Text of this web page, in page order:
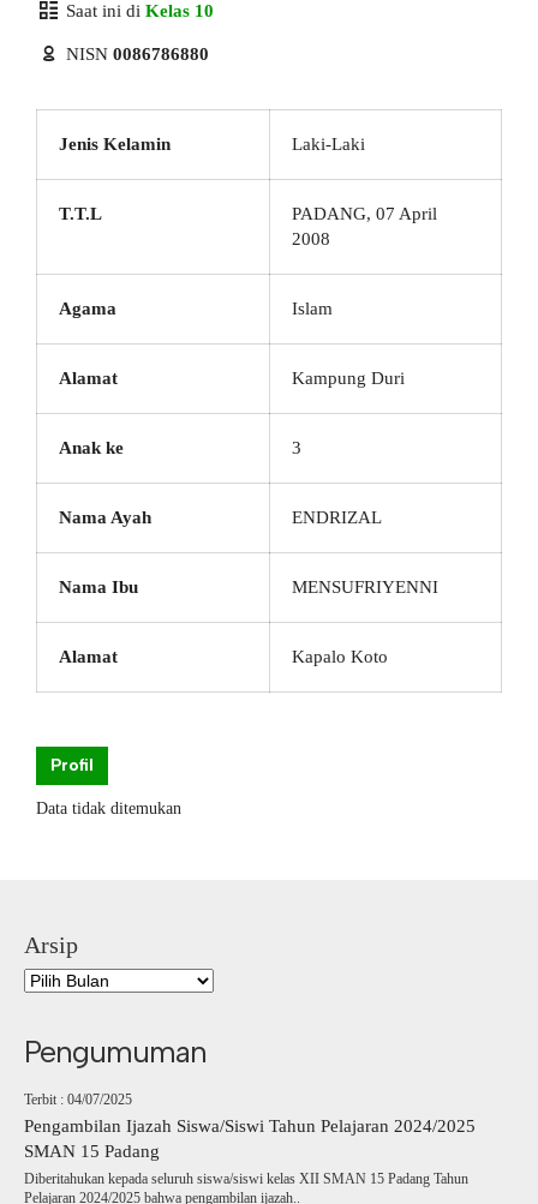
Saat ini di Kelas 10
NISN 0086786880
Jenis Kelamin Laki-Laki
T.T.L
PADANG, 07 April
2008
Agama Islam
Alamat Kampung Duri
Anak ke 3
Nama Ayah ENDRIZAL
Nama Ibu MENSUFRIYENNI
Alamat Kapalo Koto
Profil
Data tidak ditemukan
Arsip
Pengumuman
Terbit : 04/07/2025
Pengambilan Ijazah Siswa/Siswi Tahun Pelajaran 2024/2025
SMAN 15 Padang
Diberitahukan kepada seluruh siswa/siswi kelas XII SMAN 15 Padang Tahun
Pelajaran 2024/2025 bahwa pengambilan ijazah..